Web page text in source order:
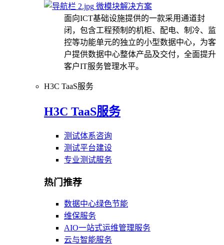
微模块解决方案
面向ICT基础设施提供的一款采用通道封
闭，包含工程预制的机柜、配电、制冷、监
控等功能单元的独立的小型数据中心，为客
户提供数据中心整体产品及交付，全面提升
客户IT服务管理水平。
H3C TaaS服务
H3C TaaS服务
测试体系咨询
测试平台建设
专业测试服务
热门推荐
数据中心绿色节能
维保服务
AIO一站式运维管理服务
云与智能服务